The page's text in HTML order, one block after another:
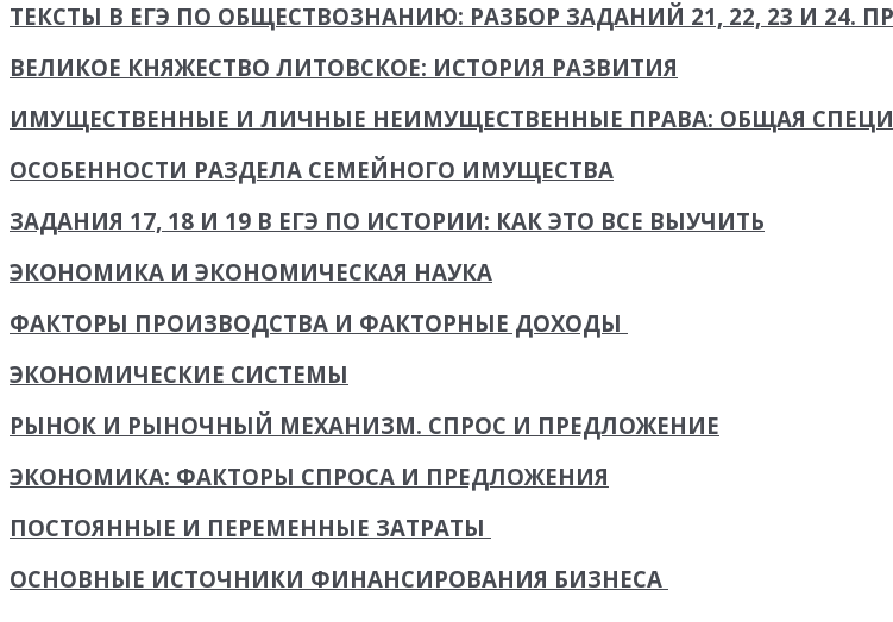
ТЕКСТЫ В ЕГЭ ПО ОБЩЕСТВОЗНАНИЮ: РАЗБОР ЗАДАНИЙ 21, 22, 23 И 24.
ВЕЛИКОЕ КНЯЖЕСТВО ЛИТОВСКОЕ: ИСТОРИЯ РАЗВИТИЯ
ИМУЩЕСТВЕННЫЕ И ЛИЧНЫЕ НЕИМУЩЕСТВЕННЫЕ ПРАВА: ОБЩАЯ
ОСОБЕННОСТИ РАЗДЕЛА СЕМЕЙНОГО ИМУЩЕСТВА
ЗАДАНИЯ 17, 18 И 19 В ЕГЭ ПО ИСТОРИИ: КАК ЭТО ВСЕ ВЫУЧИТЬ
ЭКОНОМИКА И ЭКОНОМИЧЕСКАЯ НАУКА
ФАКТОРЫ ПРОИЗВОДСТВА И ФАКТОРНЫЕ ДОХОДЫ
ЭКОНОМИЧЕСКИЕ СИСТЕМЫ
РЫНОК И РЫНОЧНЫЙ МЕХАНИЗМ. СПРОС И ПРЕДЛОЖЕНИЕ
ЭКОНОМИКА: ФАКТОРЫ СПРОСА И ПРЕДЛОЖЕНИЯ
ПОСТОЯННЫЕ И ПЕРЕМЕННЫЕ ЗАТРАТЫ
ОСНОВНЫЕ ИСТОЧНИКИ ФИНАНСИРОВАНИЯ БИЗНЕСА